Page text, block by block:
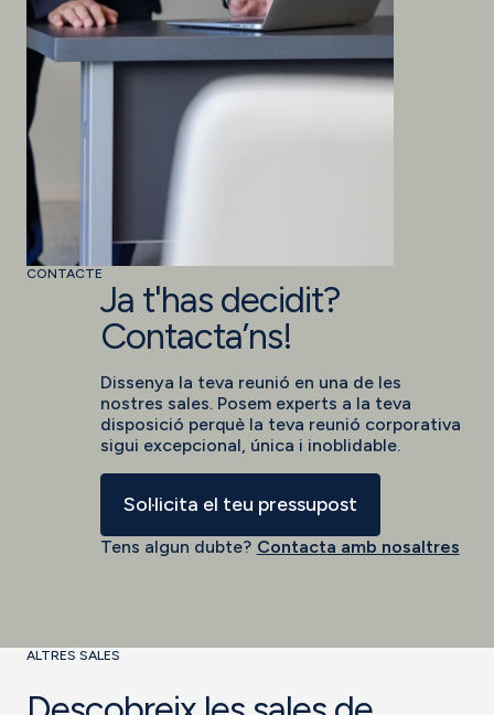
CONTACTE
Ja t'has decidit?
Contacta’ns!
Dissenya la teva reunió en una de les
nostres sales. Posem experts a la teva
disposició perquè la teva reunió corporativa
sigui excepcional, única i inoblidable.
Sol·licita el teu pressupost
Tens algun dubte? Contacta amb nosaltres
ALTRES SALES